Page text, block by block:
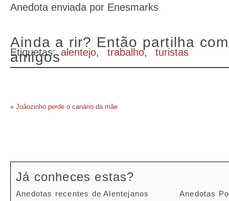
Anedota enviada por Enesmarks
Ainda a rir? Então partilha
amigos
Etiquetas: alentejo, trabalho, turistas
« Joãozinho perde o canário da mãe
Já conheces estas?
Anedotas recentes de Alentejanos Anedotas